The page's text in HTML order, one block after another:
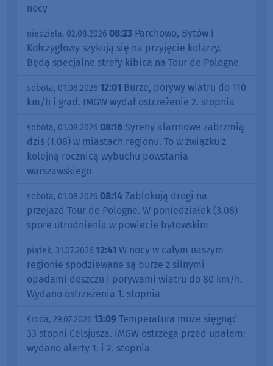
nocy
niedziela, 02.08.2026 08:23 Parchowo, Bytów i
Kołczygłowy szykują się na przyjęcie kolarzy.
Będą specjalne strefy kibica na Tour de Pologne
sobota, 01.08.2026 12:01 Burze, porywy wiatru do 110
km/h i grad. IMGW wydał ostrzeżenie 2. stopnia
sobota, 01.08.2026 08:16 Syreny alarmowe zabrzmią
dziś (1.08) w miastach regionu. To w związku z
kolejną rocznicą wybuchu powstania
warszawskiego
sobota, 01.08.2026 08:14 Zablokują drogi na
przejazd Tour de Pologne. W poniedziałek (3.08)
spore utrudnienia w powiecie bytowskim
piątek, 31.07.2026 12:41 W nocy w całym naszym
regionie spodziewane są burze z silnymi
opadami deszczu i porywami wiatru do 80 km/h.
Wydano ostrzeżenia 1. stopnia
środa, 29.07.2026 13:09 Temperatura może sięgnąć
33 stopni Celsjusza. IMGW ostrzega przed upałem:
wydano alerty 1. i 2. stopnia